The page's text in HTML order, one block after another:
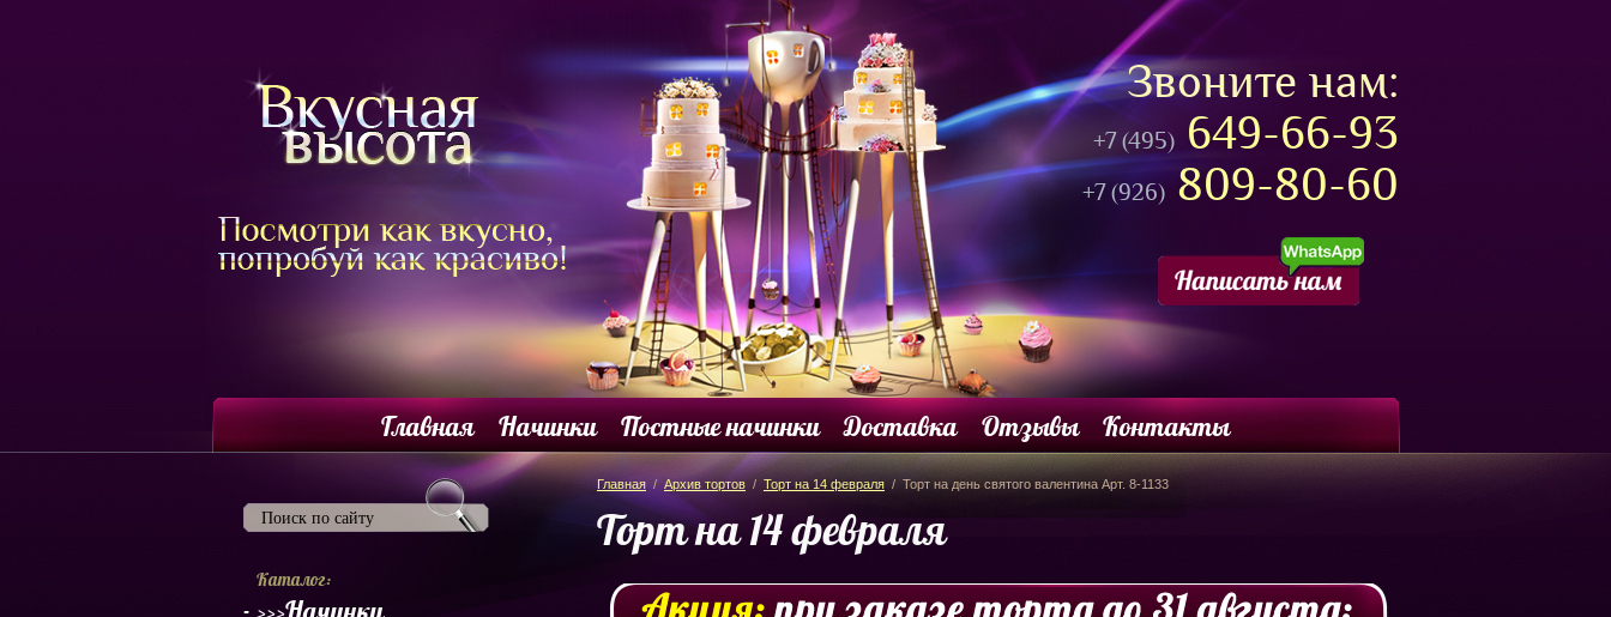
Звоните нам:
+7 (495) 649-66-93
+7 (926)809-80-60
Главная Начинки Постные начинки Доставка Отзывы Контакты
Каталог:
Главная / Архив тортов / Торт на 14 февраля / Торт на день святого валентина Арт. 8-1133
Торт на 14 февраля